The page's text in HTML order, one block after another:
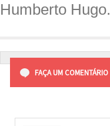
Humberto Hugo.
FAÇA UM COMENTÁRIO